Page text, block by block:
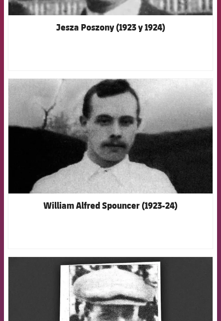
Jesza Poszony (1923 y 1924)
FCB Barcelona badge
William Alfred Spouncer (1923-24)
FCB Barcelona badge